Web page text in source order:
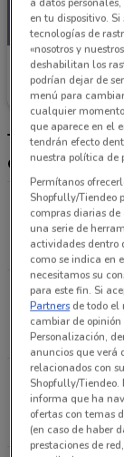
Farmacias
Caduca el 31/12
Tiendas
cercanas
Av. Canal
Acoxpa
13.8 km
Calz. de
Tlalpan
15.1 km
Calz. de
Tlalpan
15.1 km
en tu dispositivo.
tecnologías de
«nosotros y
deshabilitan los
podrían dejar de
menú para
cualquier
que aparece en el
tendrán efecto
nuestra política de
Permítanos
Shopfully/Tiendeo
compras diarias de
una serie de
actividades dentro
como se indica en
necesitamos su
para este fin. Si
Partners de todo el
cambiar de
Personalización,
anuncios que verá
relacionados con
Shopfully/Tiendeo.
informa que ha
ofertas con temas
(en caso de haber
prestaciones de